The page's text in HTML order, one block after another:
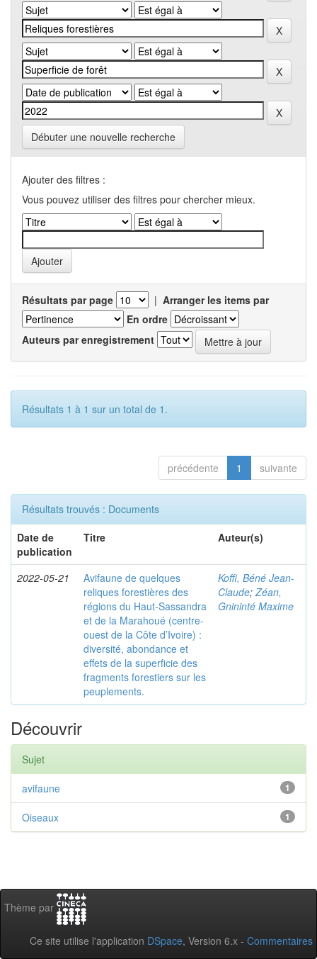
Débuter une nouvelle recherche
Ajouter des filtres :
Vous pouvez utiliser des filtres pour chercher mieux.
Résultats par page | Arranger les items par
En ordre
Auteurs par enregistrement
Résultats 1 à 1 sur un total de 1.
précédente 1 suivante
Résultats trouvés : Documents
Date de
publication
Titre Auteur(s)
2022-05-21
Avifaune de quelques
reliques forestières des
régions du Haut-Sassandra
et de la Marahoué (centre-
ouest de la Côte d’Ivoire) :
diversité, abondance et
effets de la superficie des
fragments forestiers sur les
peuplements.
Koffi, Béné Jean-
Claude; Zéan,
Gnininté Maxime
Découvrir
Sujet
1
avifaune
1
Oiseaux
Thème par
Ce site utilise l'application DSpace, Version 6.x - Commentaires